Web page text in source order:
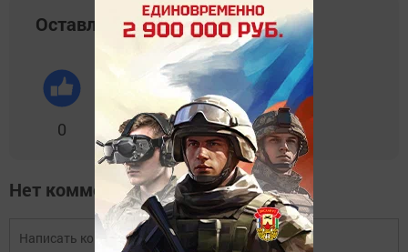
Оставляйте реакции
0 0 0 0 0
Нет комментариев